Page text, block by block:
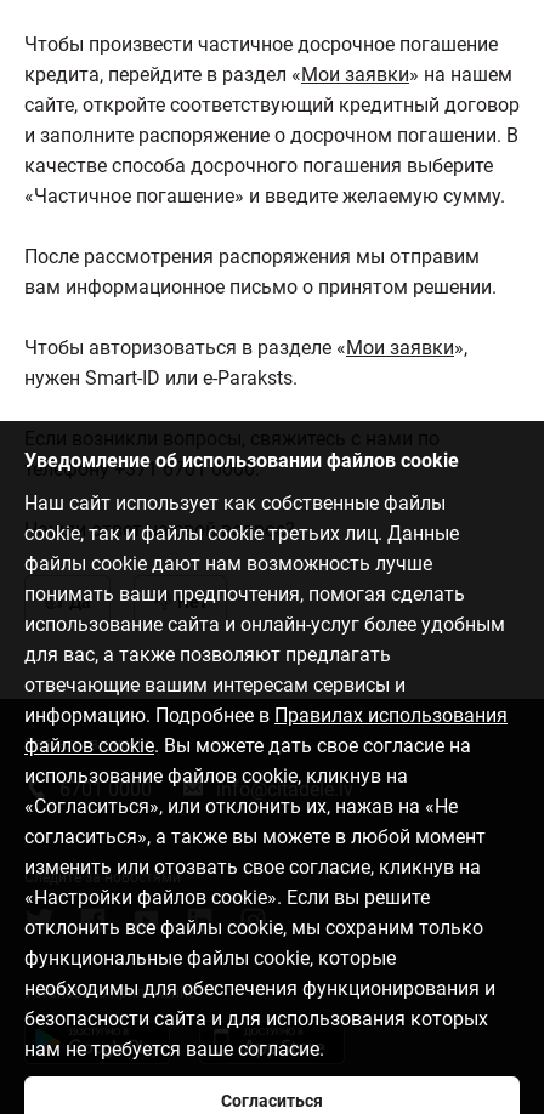
Чтобы произвести частичное досрочное погашение
кредита, перейдите в раздел «Мои заявки» на нашем
сайте, откройте соответствующий кредитный договор
и заполните распоряжение о досрочном погашении. В
качестве способа досрочного погашения выберите
«Частичное погашение» и введите желаемую сумму.
После рассмотрения распоряжения мы отправим
вам информационное письмо о принятом решении.
Чтобы авторизоваться в разделе «Мои заявки»,
нужен Smart-ID или e-Paraksts.
телефону +371 6701 0000.
Нашли ответ на свой вопрос?
Да Нет
Уведомление об использовании файлов cookie
Наш сайт использует как собственные файлы
cookie, так и файлы cookie третьих лиц. Данные
файлы cookie дают нам возможность лучше
понимать ваши предпочтения, помогая сделать
использование сайта и онлайн-услуг более удобным
для вас, а также позволяют предлагать
отвечающие вашим интересам сервисы и
информацию. Подробнее в Правилах использования
файлов cookie. Вы можете дать свое согласие на
использование файлов cookie, кликнув на
«Согласиться», или отклонить их, нажав на «Не
согласиться», а также вы можете в любой момент
изменить или отозвать свое согласие, кликнув на
«Настройки файлов cookie». Если вы решите
отклонить все файлы cookie, мы сохраним только
функциональные файлы cookie, которые
необходимы для обеспечения функционирования и
безопасности сайта и для использования которых
нам не требуется ваше согласие.
Согласиться
Связаться с нами
6701 0000 info@citadele.lv
Следите за новостями
Установить приложение